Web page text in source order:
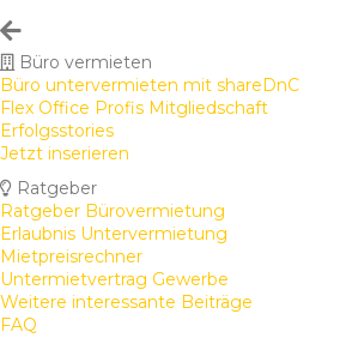
Büro vermieten
Büro untervermieten mit shareDnC
Flex Office Profis Mitgliedschaft
Erfolgsstories
Jetzt inserieren
Ratgeber
Ratgeber Bürovermietung
Erlaubnis Untervermietung
Mietpreisrechner
Untermietvertrag Gewerbe
Weitere interessante Beiträge
FAQ